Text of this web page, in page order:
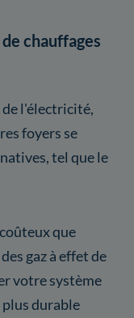
chauffages
de l'électricité,
foyers se
tel que le
que
gaz à effet de
votre système
durable